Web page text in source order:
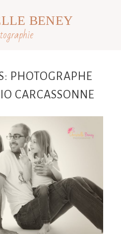
BENEY
PHOTOGRAPHE
CARCASSONNE
studio, photographe
Castres